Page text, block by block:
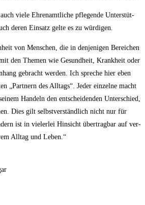
vie­le Ehren­amt­li­che pfle­gen­de Unter­stüt­
deren Ein­satz gel­te es zu würdigen.
von Men­schen, die in den­je­ni­gen Berei­chen
den The­men wie Gesund­heit, Krank­heit oder
gebracht wer­den. Ich spre­che hier eben
„Part­nern des All­tags“. Jeder ein­zel­ne macht
Han­deln den ent­schei­den­den Unter­schied,
Dies gilt selbst­ver­ständ­lich nicht nur für
ist in vie­ler­lei Hin­sicht über­trag­bar auf ver­
All­tag und Leben.“